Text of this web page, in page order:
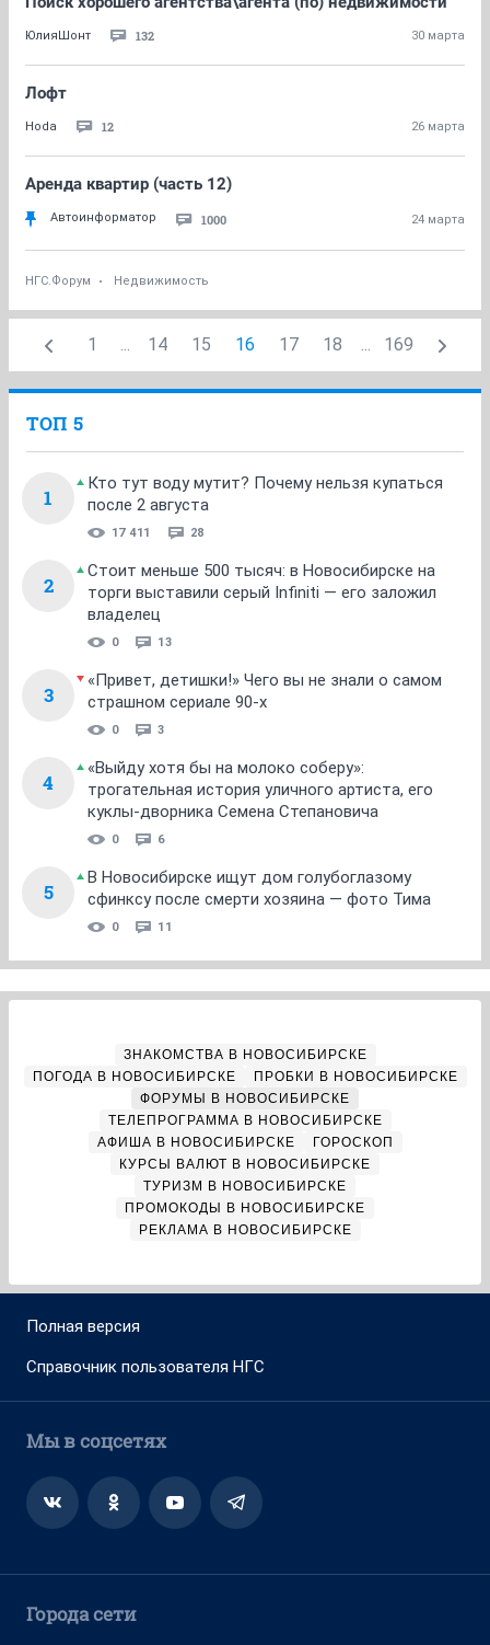
ЮлияШонт 132 30 марта
Лофт
Hoda 12 26 марта
Аренда квартир (часть 12)
Автоинформатор 1000 24 марта
НГС.Форум Недвижимость
1 ... 14 15 16 17 18 ... 169
ТОП 5
1
Кто тут воду мутит? Почему нельзя купаться
после 2 августа
17 411 28
2
Стоит меньше 500 тысяч: в Новосибирске на
торги выставили серый Infiniti — его заложил
владелец
0 13
3
«Привет, детишки!» Чего вы не знали о самом
страшном сериале 90-х
0 3
4
«Выйду хотя бы на молоко соберу»:
трогательная история уличного артиста, его
куклы-дворника Семена Степановича
0 6
5
В Новосибирске ищут дом голубоглазому
сфинксу после смерти хозяина — фото Тима
0 11
ЗНАКОМСТВА В НОВОСИБИРСКЕ
ПОГОДА В НОВОСИБИРСКЕ
ПРОБКИ В НОВОСИБИРСКЕ
ФОРУМЫ В НОВОСИБИРСКЕ
ТЕЛЕПРОГРАММА В НОВОСИБИРСКЕ
АФИША В НОВОСИБИРСКЕ
ГОРОСКОП
КУРСЫ ВАЛЮТ В НОВОСИБИРСКЕ
ТУРИЗМ В НОВОСИБИРСКЕ
ПРОМОКОДЫ В НОВОСИБИРСКЕ
РЕКЛАМА В НОВОСИБИРСКЕ
Полная версия
Справочник пользователя НГС
Мы в соцсетях
Города сети